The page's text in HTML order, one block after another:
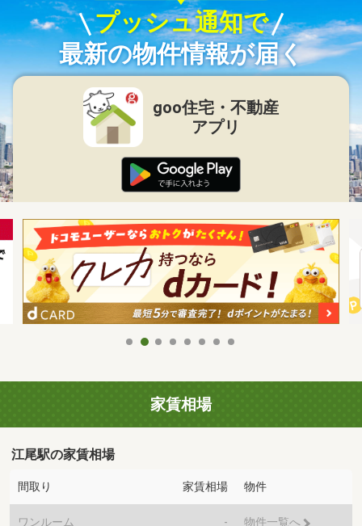
プッシュ通知で
最新の物件情報が届く
goo住宅・不動産
アプリ
家賃相場
江尾駅の家賃相場
間取り 家賃相場 物件
ワンルーム - 物件一覧へ